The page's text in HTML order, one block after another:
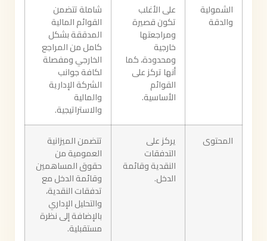
الشمولية
والدقة
على الأغلب
تكون قصيرة
ومراجعتها
خارجية
ومحدودة، كما
أنها تركز على
القوائم
الأساسية.
شاملة تتضمن
القوائم المالية
المدققة بشكل
كامل من المراجع
الخارجي ومفصلة
لكافة جوانب
الشركة الإدارية
والمالية
والاستراتيجية.
المحتوى
يركز على
التدفقات
النقدية وقائمة
الدخل.
تتضمن الميزانية
العمومية من
حقوق المساهمين
وقائمة الدخل مع
تدفقات النقدية،
والتحليل الإداري
بالإضافة إلى نظرة
مستقبلية.